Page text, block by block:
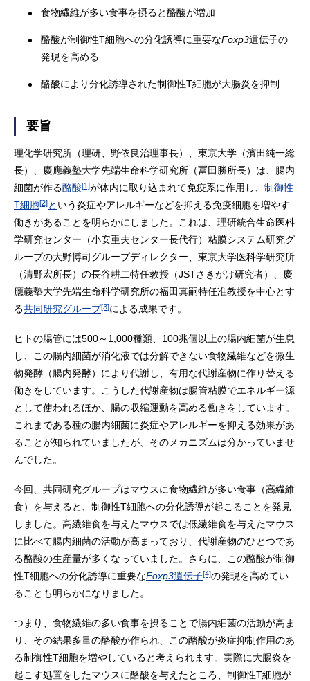
食物繊維が多い食事を摂ると酪酸が増加
酪酸が制御性T細胞への分化誘導に重要なFoxp3遺伝子の
発現を高める
酪酸により分化誘導された制御性T細胞が大腸炎を抑制
要旨
理化学研究所（理研、野依良治理事長）、東京大学（濱田純一総
長）、慶應義塾大学先端生命科学研究所（冨田勝所長）は、腸内
細菌が作る酪酸[1]が体内に取り込まれて免疫系に作用し、 制御性
T細胞[2]と いう炎症やアレルギーなどを抑える免疫細胞を増やす
働きがあることを明らかにしました。これは、理研統合生命医科
学研究センター（小安重夫センター長代行）粘膜システム研究グ
ループの大野博司グループディレクター、東京大学医科学研究所
（清野宏所長）の長谷耕二特任教授（JSTさきがけ研究者）、慶
應義塾大学先端生命科学研究所の福田真嗣特任准教授を中心とす
る共同研究グループ[3]による成果です。
ヒトの腸管には500～1,000種類、100兆個以上の腸内細菌が生息
し、この腸内細菌が消化液では分解できない食物繊維などを微生
物発酵（腸内発酵）により代謝し、有用な代謝産物に作り替える
働きをしています。こうした代謝産物は腸管粘膜でエネルギー源
として使われるほか、腸の収縮運動を高める働きをしています。
これまである種の腸内細菌に炎症やアレルギーを抑える効果があ
ることが知られていましたが、そのメカニズムは分かっていませ
んでした。
今回、共同研究グループはマウスに食物繊維が多い食事（高繊維
食）を与えると、制御性T細胞への分化誘導が起こることを発見
しました。高繊維食を与えたマウスでは低繊維食を与えたマウス
に比べて腸内細菌の活動が高まっており、代謝産物のひとつであ
る酪酸の生産量が多くなっていました。さらに、この酪酸が制御
性T細胞への分化誘導に重要なFoxp3遺伝子[4]の発現を高めてい
ることも明らかになりました。
つまり、食物繊維の多い食事を摂ることで腸内細菌の活動が高ま
り、その結果多量の酪酸が作られ、この酪酸が炎症抑制作用のあ
る制御性T細胞を増やしていると考えられます。実際に大腸炎を
起こす処置をしたマウスに酪酸を与えたところ、制御性T細胞が